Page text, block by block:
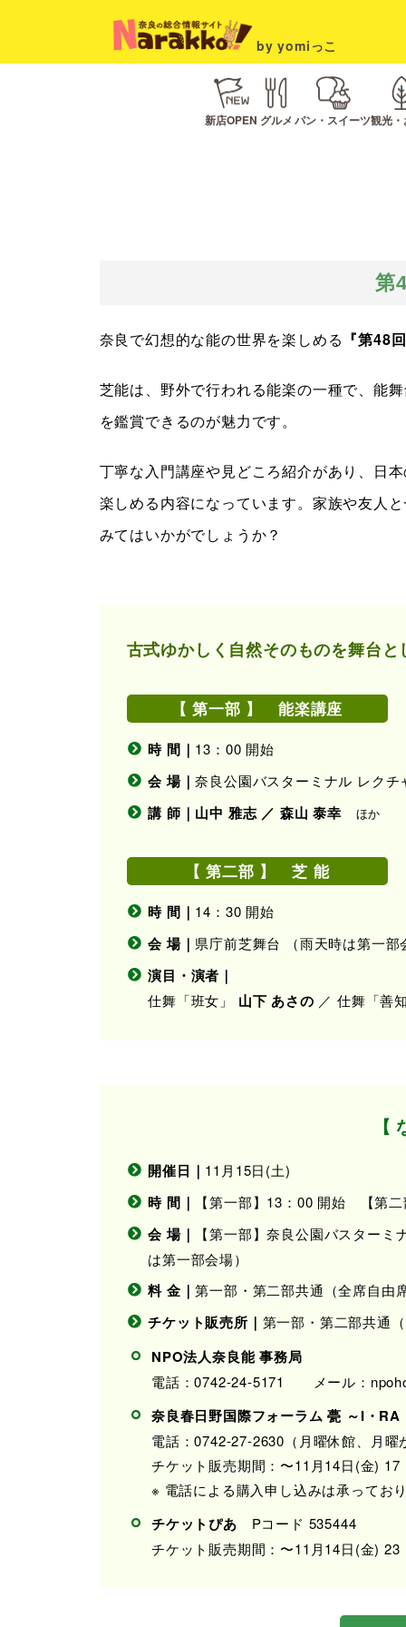
by yomiっこ
新店OPEN グルメ パン・スイーツ観光
第
奈良で幻想的な能の世界を楽しめる 『第48
芝能は、野外で行われる能楽の一種で、能
を鑑賞できるのが魅力です。
丁寧な入門講座や見どころ紹介があり、日
楽しめる内容になっています。家族や友人
みてはいかがでしょうか？
古式ゆかしく自然そのものを舞台
【 第一部 】 能楽講座
時 間｜ 13：00 開始
会 場｜奈良公園バスターミナル レクチ
講 師｜山中 雅志 ／ 森山 泰幸 ほか
【 第二部 】 芝 能
時 間｜ 14：30 開始
会 場｜ 県庁前芝舞台 （雨天時は第一部
演目・演者｜
仕舞「班女」 山下 あさの ／ 仕舞「善
【
開催日｜ 11月15日(土)
時 間｜ 【第一部】13：00 開始 【第
会 場｜
【第一部】奈良公園バスター
は第一部会場）
料 金｜第一部・第二部共通（全席自
チケット販売所｜ 第一部・第二部共通
NPO法人奈良能 事務局
電話：0742-24-5171 メール：
奈良春日野国際フォーラム 甍 ～I・
電話：0742-27-2630（月曜休館、月
チケット販売期間：〜11月14日(金) 17
※ 電話による購入申し込みは承ってお
チケットぴあ Pコード 535444
チケット販売期間：〜11月14日(金) 23